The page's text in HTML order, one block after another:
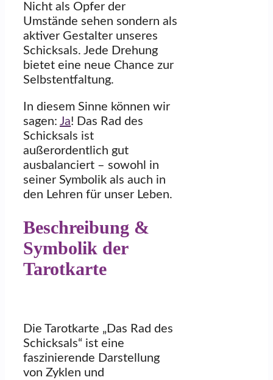
Nicht als Opfer der
Umstände sehen sondern als
aktiver Gestalter unseres
Schicksals. Jede Drehung
bietet eine neue Chance zur
Selbstentfaltung.
In diesem Sinne können wir
sagen: Ja! Das Rad des
Schicksals ist
außerordentlich gut
ausbalanciert – sowohl in
seiner Symbolik als auch in
den Lehren für unser Leben.
Beschreibung &
Symbolik der
Tarotkarte
Die Tarotkarte „Das Rad des
Schicksals“ ist eine
faszinierende Darstellung
von Zyklen und